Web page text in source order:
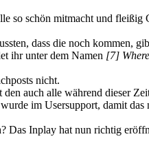
so schön mitmacht und fleißig
dass die noch kommen,
ihr unter dem Namen [7]
nicht.
auch alle während dieser
im Usersupport, damit das
Das Inplay hat nun richtig